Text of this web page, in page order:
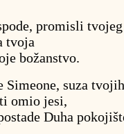
promisli
tvoja
božanstvo.
Simeone, suza tvojih
omio jesi,
Duha